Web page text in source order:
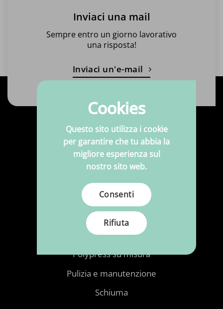
Inviaci una mail
Sempre entro un giorno lavorativo
una risposta!
Inviaci un'e-mail
Prodotti
Tessuti
Merceria
Ecopelle
Tessuti per tappezzeria
Polypress su misura
Pulizia e manutenzione
Schiuma
Cookies
Questo sito utilizza i cookie
per garantire che tu abbia la
migliore esperienza sul
nostro sito web.
Consenti
Rifiuta